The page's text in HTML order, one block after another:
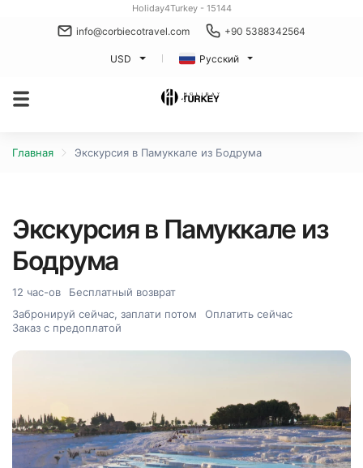
Holiday4Turkey - 15144
info@corbiecotravel.com +90 5388342564
USD Русский
Главная Экскурсия в Памуккале из Бодрума
Экскурсия в Памуккале из
Бодрума
12 час-ов
Бесплатный возврат
Забронируй сейчас, заплати потом
Оплатить сейчас
Заказ с предоплатой